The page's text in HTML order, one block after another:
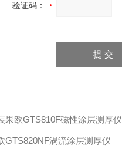
验证码：
果欧GTS810F磁性涂层测厚仪
GTS820NF涡流涂层测厚仪